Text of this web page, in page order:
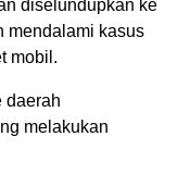
diselundupkan ke
mendalami kasus
mobil.
daerah
melakukan